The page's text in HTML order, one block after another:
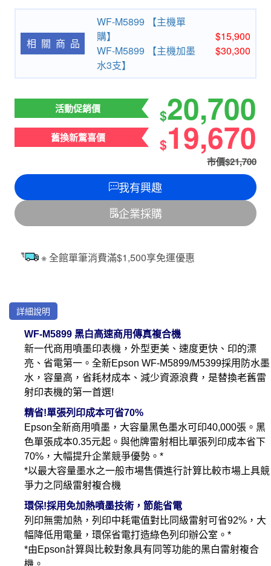
相關商品
WF-M5899 【主機單
購】
WF-M5899 【主機加墨
水3支】
$15,900
$30,300
活動促銷價 $20,700
舊換新驚喜價 $19,670
市價$21,700
我有興趣
企業採購
※ 全館單筆消費滿$1,500享免運優惠
詳細說明
WF-M5899 黑白高速商用傳真複合機
新一代商用噴墨印表機，外型更美、速度更快、印的漂
亮、省電第一。全新Epson WF-M5899/M5399採用防水墨
水，容量高，省耗材成本、減少資源浪費，是替換老舊雷
射印表機的第一首選!
精省!單張列印成本可省70%
Epson全新商用噴墨，大容量黑色墨水可印40,000張。黑
色單張成本0.35元起。與他牌雷射相比單張列印成本省下
70%，大幅提升企業競爭優勢。*
*以最大容量墨水之一般市場售價進行計算比較市場上具競
爭力之同級雷射複合機
環保!採用免加熱噴墨技術，節能省電
列印無需加熱，列印中耗電值對比同級雷射可省92%，大
幅降低用電量，環保省電打造綠色列印辦公室。*
*由Epson計算與比較對象具有同等功能的黑白雷射複合
機。